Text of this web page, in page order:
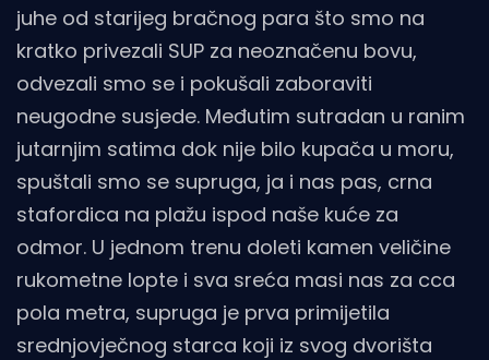
juhe od starijeg bračnog para što smo na
kratko privezali SUP za neoznačenu bovu,
odvezali smo se i pokušali zaboraviti
neugodne susjede. Međutim sutradan u ranim
jutarnjim satima dok nije bilo kupača u moru,
spuštali smo se supruga, ja i nas pas, crna
stafordica na plažu ispod naše kuće za
odmor. U jednom trenu doleti kamen veličine
rukometne lopte i sva sreća masi nas za cca
pola metra, supruga je prva primijetila
srednjovječnog starca koji iz svog dvorišta